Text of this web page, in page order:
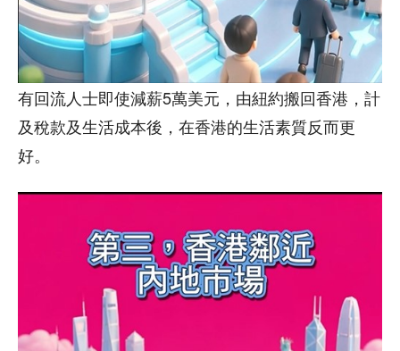
有回流人士即使減薪5萬美元，由紐約搬回香港，計
及稅款及生活成本後，在香港的生活素質反而更
好。